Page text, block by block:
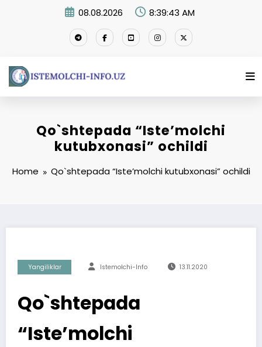
08.08.2026 8:39:43 AM
Qo`shtepada “Iste’molchi
kutubxonasi” ochildi
Home Qo`shtepada “Iste’molchi kutubxonasi” ochildi
Yangiliklar Istemolchi-Info 13.11.2020
Qo`shtepada
“Iste’molchi